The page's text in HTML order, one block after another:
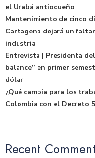
el Urabá antioqueño
Mantenimiento de cinco
Cartagena dejará un
industria
Entrevista | Presidenta
balance” en primer
dólar
¿Qué cambia para los
Colombia con el Decreto
Recent